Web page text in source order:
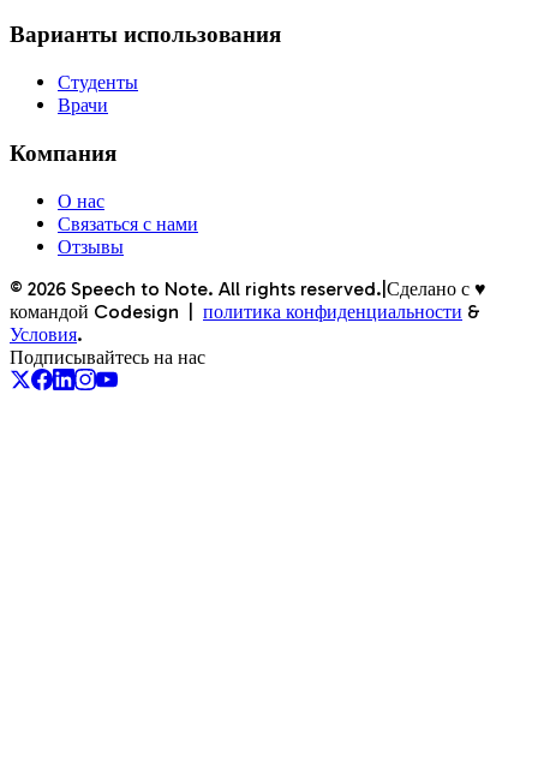
Варианты использования
Студенты
Врачи
Компания
О нас
Связаться с нами
Отзывы
© 2026 Speech to Note. All rights reserved. Сделано с ♥
командой Codesign
политика конфиденциальности &
Условия.
Подписывайтесь на нас